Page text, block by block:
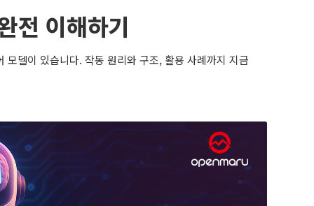
이해하기
델이 있습니다. 작동 원리와 구조, 활용 사례까지 지금